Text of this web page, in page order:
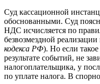
Суд кассационной
обоснованными. Суд
НДС исчисляется по
безвозмездной
кодекса РФ). Но если
результате событий, не
налогоплательщика, у
по уплате налога. В